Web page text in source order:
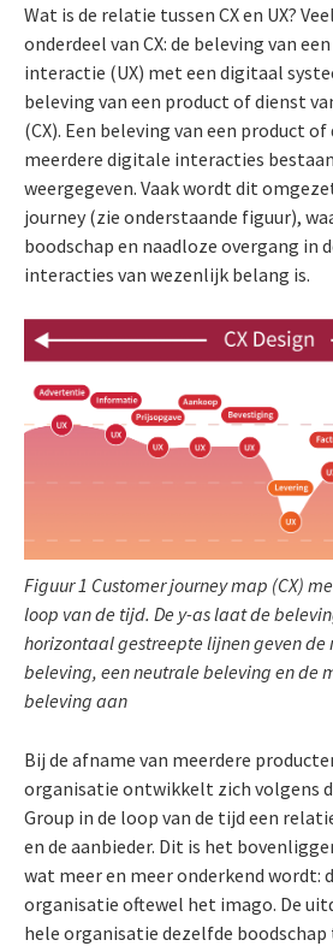
Wat is de relatie tussen CX en UX?
onderdeel van CX: de beleving van
interactie (UX) met een digitaal
beleving van een product of dienst
(CX). Een beleving van een product
meerdere digitale interacties
weergegeven. Vaak wordt dit
journey (zie onderstaande figuur),
boodschap en naadloze overgang in
interacties van wezenlijk belang is.
Figuur 1 Customer journey map (CX)
loop van de tijd. De y-as laat de
horizontaal gestreepte lijnen geven
beleving, een neutrale beleving en de
beleving aan
Bij de afname van meerdere
organisatie ontwikkelt zich volgens
Group in de loop van de tijd een
en de aanbieder. Dit is het
wat meer en meer onderkend wordt:
organisatie oftewel het imago. De
hele organisatie dezelfde